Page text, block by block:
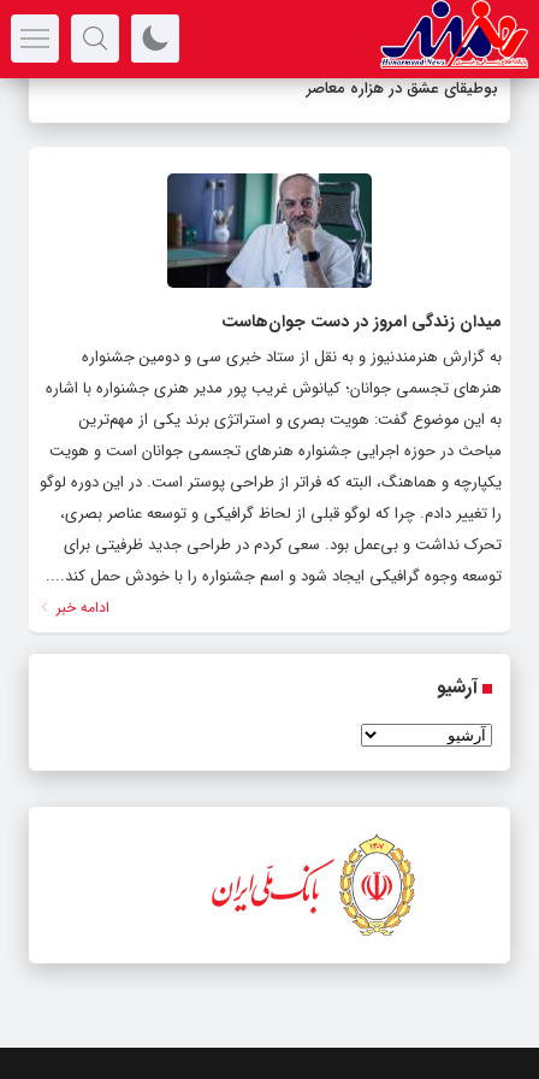
بوطیقای عشق در هزاره معاصر
میدان زندگی امروز در دست جوان‌هاست
به گزارش هنرمندنیوز و به نقل از ستاد خبری سی و دومین جشنواره
هنرهای تجسمی جوانان؛ کیانوش غریب پور مدیر هنری جشنواره با اشاره
به این موضوع گفت: هویت بصری و استراتژی برند یکی از مهم‌ترین
مباحث در حوزه اجرایی جشنواره هنرهای تجسمی جوانان است و هویت
یکپارچه و هماهنگ، البته که فراتر از طراحی پوستر است. در این دوره لوگو
را تغییر دادم. چرا که لوگو قبلی از لحاظ گرافیکی و توسعه عناصر بصری،
تحرک نداشت و بی‌عمل بود. سعی کردم در طراحی جدید ظرفیتی برای
توسعه وجوه گرافیکی ایجاد شود و اسم جشنواره را با خودش حمل کند....
ادامه خبر
آرشیو